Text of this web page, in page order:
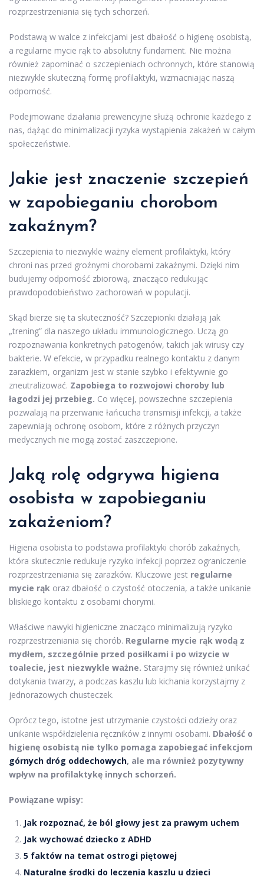
rozprzestrzeniania się tych schorzeń.
Podstawą w walce z infekcjami jest dbałość o higienę osobistą,
a regularne mycie rąk to absolutny fundament. Nie można
również zapominać o szczepieniach ochronnych, które stanowią
niezwykle skuteczną formę profilaktyki, wzmacniając naszą
odporność.
Podejmowane działania prewencyjne służą ochronie każdego z
nas, dążąc do minimalizacji ryzyka wystąpienia zakażeń w całym
społeczeństwie.
Jakie jest znaczenie szczepień
w zapobieganiu chorobom
zakaźnym?
Szczepienia to niezwykle ważny element profilaktyki, który
chroni nas przed groźnymi chorobami zakaźnymi. Dzięki nim
budujemy odporność zbiorową, znacząco redukując
prawdopodobieństwo zachorowań w populacji.
Skąd bierze się ta skuteczność? Szczepionki działają jak
„trening” dla naszego układu immunologicznego. Uczą go
rozpoznawania konkretnych patogenów, takich jak wirusy czy
bakterie. W efekcie, w przypadku realnego kontaktu z danym
zarazkiem, organizm jest w stanie szybko i efektywnie go
zneutralizować. Zapobiega to rozwojowi choroby lub
łagodzi jej przebieg. Co więcej, powszechne szczepienia
pozwalają na przerwanie łańcucha transmisji infekcji, a także
zapewniają ochronę osobom, które z różnych przyczyn
medycznych nie mogą zostać zaszczepione.
Jaką rolę odgrywa higiena
osobista w zapobieganiu
zakażeniom?
Higiena osobista to podstawa profilaktyki chorób zakaźnych,
która skutecznie redukuje ryzyko infekcji poprzez ograniczenie
rozprzestrzeniania się zarazków. Kluczowe jest regularne
mycie rąk oraz dbałość o czystość otoczenia, a także unikanie
bliskiego kontaktu z osobami chorymi.
Właściwe nawyki higieniczne znacząco minimalizują ryzyko
rozprzestrzeniania się chorób. Regularne mycie rąk wodą z
mydłem, szczególnie przed posiłkami i po wizycie w
toalecie, jest niezwykle ważne. Starajmy się również unikać
dotykania twarzy, a podczas kaszlu lub kichania korzystajmy z
jednorazowych chusteczek.
Oprócz tego, istotne jest utrzymanie czystości odzieży oraz
unikanie współdzielenia ręczników z innymi osobami. Dbałość o
higienę osobistą nie tylko pomaga zapobiegać infekcjom
górnych dróg oddechowych, ale ma również pozytywny
wpływ na profilaktykę innych schorzeń.
Powiązane wpisy:
Jak rozpoznać, że ból głowy jest za prawym uchem
Jak wychować dziecko z ADHD
5 faktów na temat ostrogi piętowej
Naturalne środki do leczenia kaszlu u dzieci